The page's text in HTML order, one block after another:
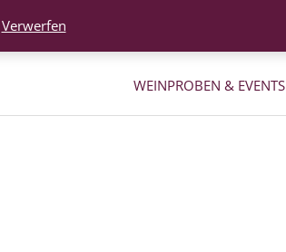
Verwerfen
WEINPROBEN & EVENTS